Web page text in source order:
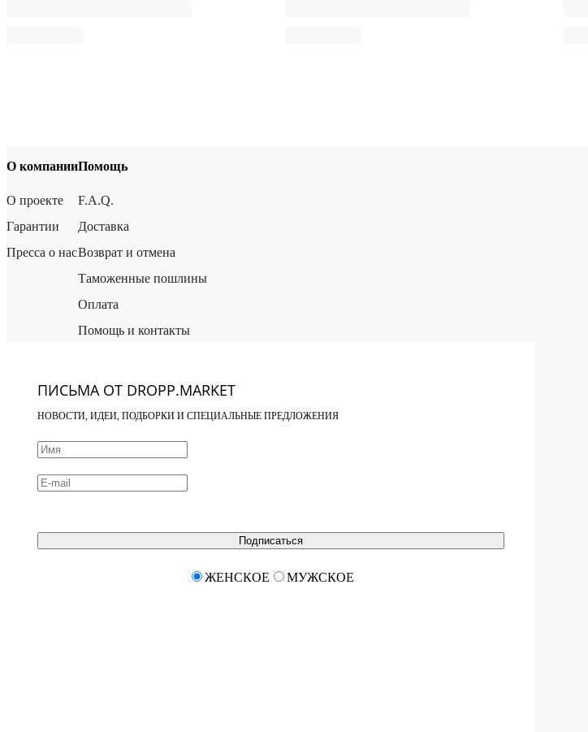
О компании
О проекте
Гарантии
Пресса о нас
Помощь
F.A.Q.
Доставка
Возврат и отмена
Таможенные пошлины
Оплата
Помощь и контакты
ПИСЬМА ОТ DROPP.MARKET
НОВОСТИ, ИДЕИ, ПОДБОРКИ И СПЕЦИАЛЬНЫЕ ПРЕДЛОЖЕНИЯ
Подписаться
ЖЕНСКОЕ МУЖСКОЕ